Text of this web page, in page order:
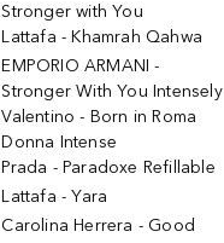
Stronger with You
Lattafa - Khamrah Qahwa
EMPORIO ARMANI -
Stronger With You Intensely
Valentino - Born in Roma
Donna Intense
Prada - Paradoxe Refillable
Lattafa - Yara
Carolina Herrera - Good